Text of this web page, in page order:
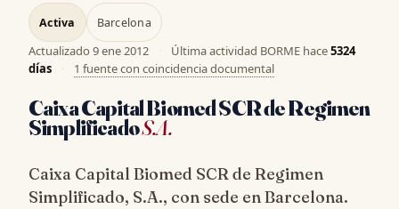
Activa Barcelona
Actualizado 9 ene 2012 · Última actividad BORME hace5324
días
· 1 fuente con coincidencia documental
Caixa Capital Biomed SCR de Regimen
SimplificadoS.A.
Caixa Capital Biomed SCR de Regimen
Simplificado, S.A., con sede en Barcelona.